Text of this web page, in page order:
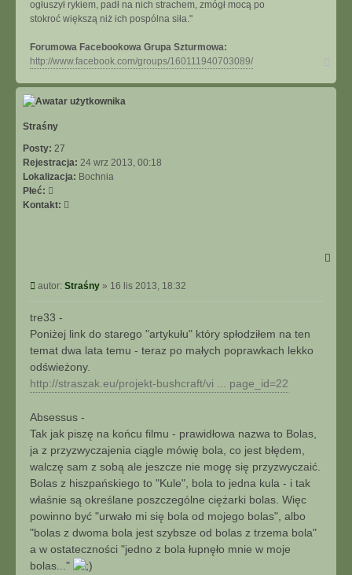
ogłuszył rykiem, padł na nich strachem, zmógł mocą po
stokroć większą niż ich pospólna siła."
Forumowa Facebookowa Grupa Szturmowa:
http://www.facebook.com/groups/160111940703089/
górę
Straśny
Posty: 27
Rejestracja: 24 wrz 2013, 00:18
Lokalizacja: Bochnia
Płeć:
Kontakt:
Post
autor: Straśny » 16 lis 2013, 18:32
tre33 -
Poniżej link do starego "artykułu" który spłodziłem na ten
temat dwa lata temu - teraz po małych poprawkach lekko
odświeżony.
http://straszak.eu/projekt-bushcraft/vi ... page_id=22
Absessus -
Tak jak piszę na końcu filmu - prawidłowa nazwa to Bolas,
ja z przyzwyczajenia ciągle mówię bola, co jest błędem,
walczę sam z sobą ale jeszcze nie mogę się przyzwyczaić.
Bolas z hiszpańskiego to "Kule", bola to jedna kula - i tak
właśnie są określane poszczególne ciężarki bolas. Więc
powinno być "urwało mi się bola od mojego bolas", albo
"bolas z dwoma bola jest szybsze od bolas z trzema bola"
a w ostateczności "jedno z bola łupnęło mnie w moje
bolas..."